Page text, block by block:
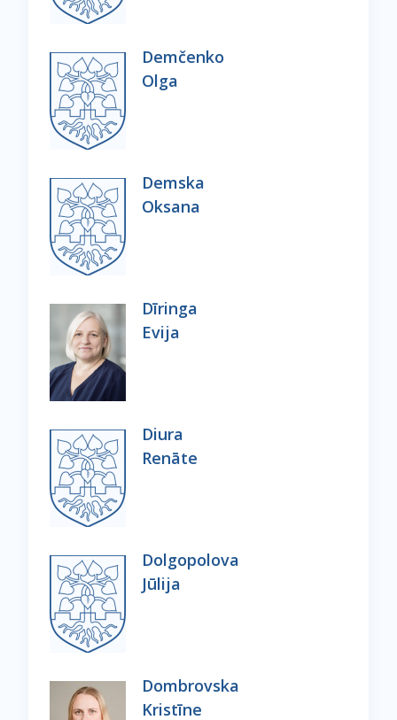
Demčenko
Olga
Demska
Oksana
Dīringa
Evija
Diura
Renāte
Dolgopolova
Jūlija
Dombrovska
Kristīne